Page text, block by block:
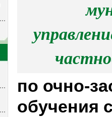
по очно-
обучения